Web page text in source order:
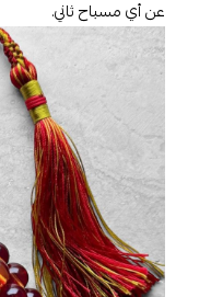
عن أي مسباح ثاني.